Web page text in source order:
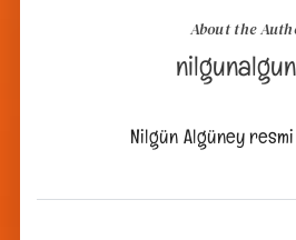
About the
Nilgün Algüney